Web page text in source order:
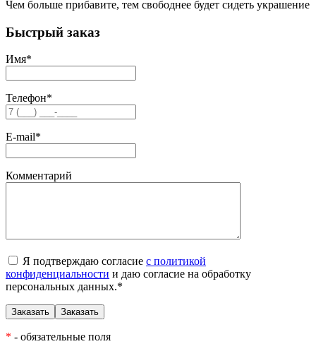
Чем больше прибавите, тем свободнее будет сидеть украшение
Быстрый заказ
Имя*
Телефон*
E-mail*
Комментарий
Я подтверждаю согласие с политикой
конфиденциальности и даю согласие на обработку
персональных данных.*
* - обязательные поля